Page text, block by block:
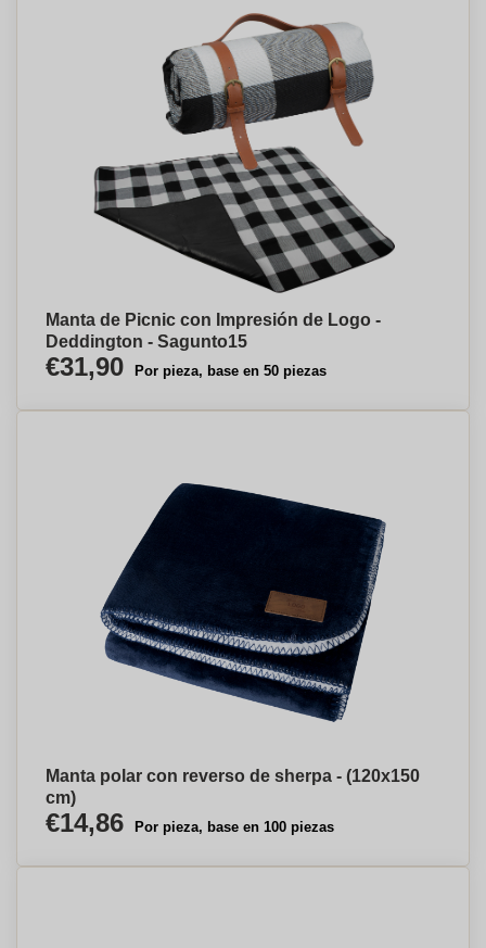
Manta de Picnic con Impresión de Logo -
Deddington - Sagunto⁠15
€31,90 Por pieza, base en 50 piezas
Manta polar con reverso de sherpa - (120x150
cm)
€14,86 Por pieza, base en 100 piezas